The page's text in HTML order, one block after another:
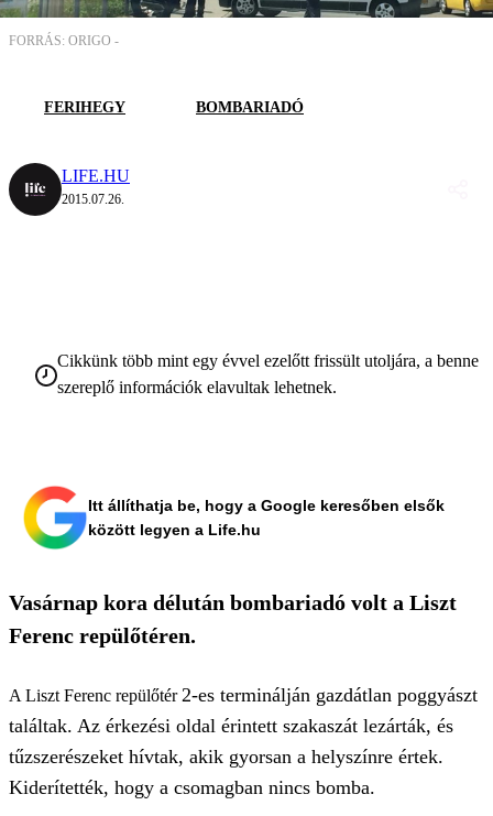
FORRÁS: ORIGO -
FERIHEGY BOMBARIADÓ
LIFE.HU
2015.07.26.
Cikkünk több mint egy évvel ezelőtt frissült utoljára, a benne
szereplő információk elavultak lehetnek.
Itt állíthatja be, hogy a Google keresőben elsők
között legyen a Life.hu
Vasárnap kora délután bombariadó volt a Liszt
Ferenc repülőtéren.
A Liszt Ferenc repülőtér 2-es terminálján gazdátlan poggyászt
találtak. Az érkezési oldal érintett szakaszát lezárták, és
tűzszerészeket hívtak, akik gyorsan a helyszínre értek.
Kiderítették, hogy a csomagban nincs bomba.